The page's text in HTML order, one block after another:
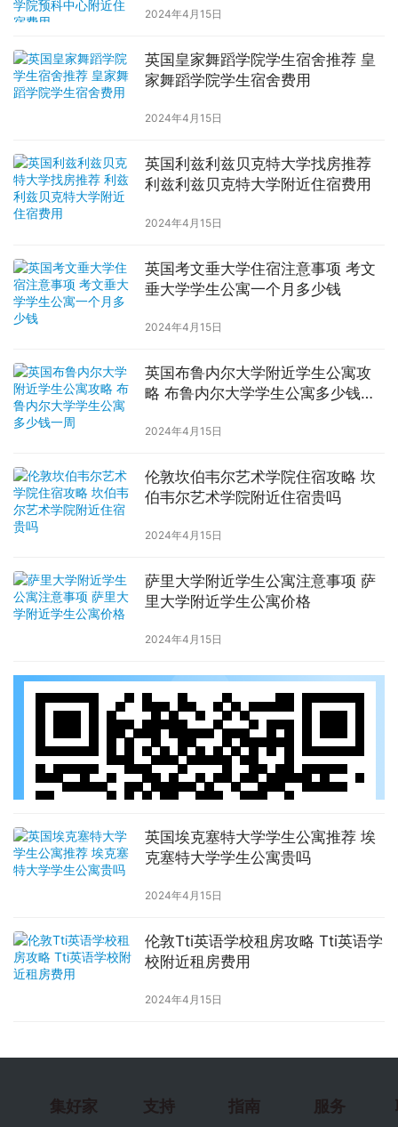
2024年4月15日
英国皇家舞蹈学院学生宿舍推荐 皇
家舞蹈学院学生宿舍费用
2024年4月15日
英国利兹利兹贝克特大学找房推荐
利兹利兹贝克特大学附近住宿费用
2024年4月15日
英国考文垂大学住宿注意事项 考文
垂大学学生公寓一个月多少钱
2024年4月15日
英国布鲁内尔大学附近学生公寓攻
略 布鲁内尔大学学生公寓多少钱一
2024年4月15日
伦敦坎伯韦尔艺术学院住宿攻略 坎
伯韦尔艺术学院附近住宿贵吗
2024年4月15日
萨里大学附近学生公寓注意事项 萨
里大学附近学生公寓价格
2024年4月15日
英国埃克塞特大学学生公寓推荐 埃
克塞特大学学生公寓贵吗
2024年4月15日
伦敦Tti英语学校租房攻略 Tti英语学
校附近租房费用
2024年4月15日
集好家 支持 指南 服务